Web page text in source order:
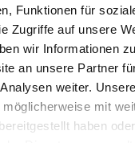
Funktionen für
Zugriffe auf unsere
wir Informationen
an unsere Partner
weiter.
möglicherweise mit
haben